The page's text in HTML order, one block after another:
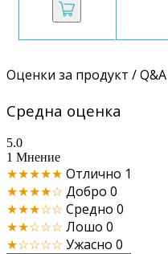
Оценки за продукт / Q&A
Средна оценка
5.0
1 Мнение
★★★★★ Отлично 1
★★★★☆ Добро 0
★★★☆☆ Средно 0
★★☆☆☆ Лошо 0
★☆☆☆☆ Ужасно 0